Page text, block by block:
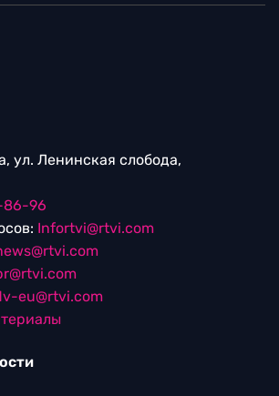
ул. Ленинская слобода,
86-96
Infortvi@rtvi.com
eu@rtvi.com